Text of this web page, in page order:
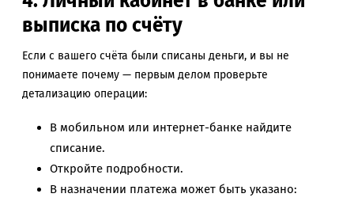
выписка по счёту
Если с вашего счёта были списаны деньги, и вы не
понимаете почему — первым делом проверьте
детализацию операции:
В мобильном или интернет-банке найдите
списание.
Откройте подробности.
В назначении платежа может быть указано: